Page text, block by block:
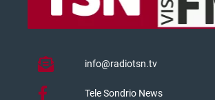
info@radiotsn.tv
Tele Sondrio News